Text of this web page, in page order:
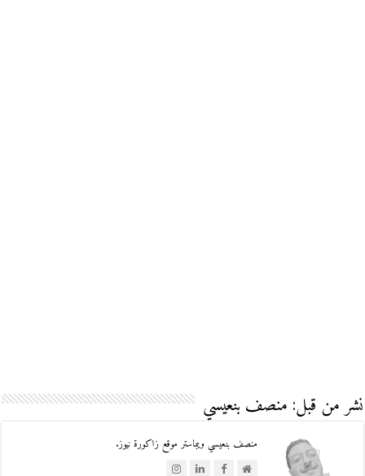
نشر من قبل: منصف بنعيسي
منصف بنعيسي ويبماستر موقع زاكورة نيوز.